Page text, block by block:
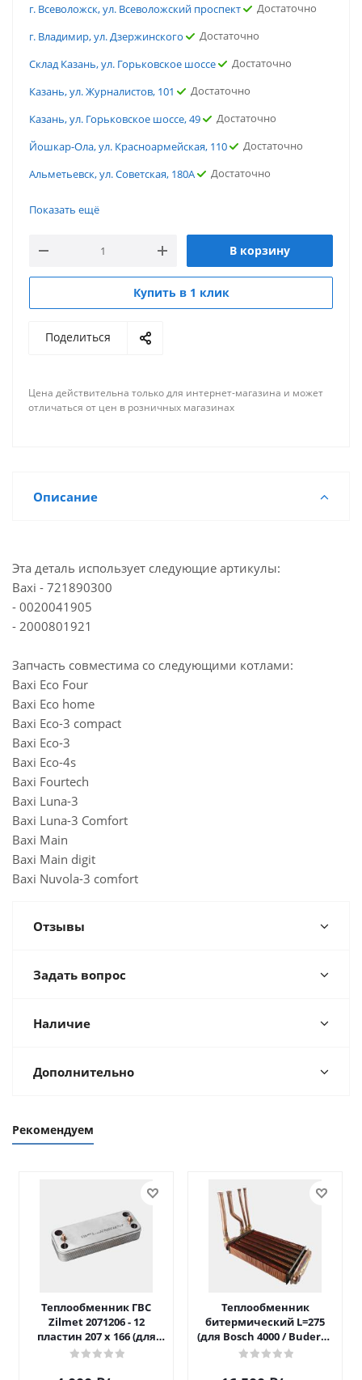
г. Всеволожск, ул. Всеволожский проспект
Достаточно
г. Владимир, ул. Дзержинского
Достаточно
Склад Казань, ул. Горьковское шоссе
Достаточно
Казань, ул. Журналистов, 101
Достаточно
Казань, ул. Горьковское шоссе, 49
Достаточно
Йошкар-Ола, ул. Красноармейская, 110
Достаточно
Альметьевск, ул. Советская, 180А
Достаточно
Склад Казань, ул. Горьковское шоссе
Достаточно
Казань, ул. Горьковское шоссе, 49
Достаточно
Йошкар-Ола, ул. Красноармейская, 110
Показать ещё
В корзину
Купить в 1 клик
Поделиться
Цена действительна только для интернет-магазина и может
отличаться от цен в розничных магазинах
Описание
Эта деталь использует следующие артикулы:
Baxi - 721890300
- 0020041905
- 2000801921
Запчасть совместима со следующими котлами:
Baxi Eco Four
Baxi Eco home
Baxi Eco-3 compact
Baxi Eco-3
Baxi Eco-4s
Baxi Fourtech
Baxi Luna-3
Baxi Luna-3 Comfort
Baxi Main
Baxi Main digit
Baxi Nuvola-3 comfort
Отзывы
Задать вопрос
Наличие
Дополнительно
Рекомендуем
Теплообменник ГВС
Zilmet 2071206 - 12
пластин 207 x 166 (для
Luna/Eco Four после 2014)
Теплообменник
битермический L=275
(для Bosch 4000 / Buderus
042)